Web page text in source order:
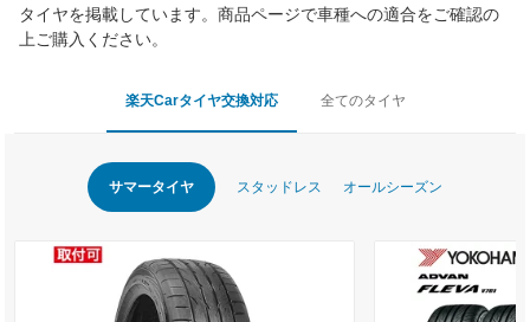
タイヤを掲載しています。商品ページで車種への適合をご確認の
上ご購入ください。
楽天Carタイヤ交換対応 全てのタイヤ
サマータイヤ スタッドレス オールシーズン